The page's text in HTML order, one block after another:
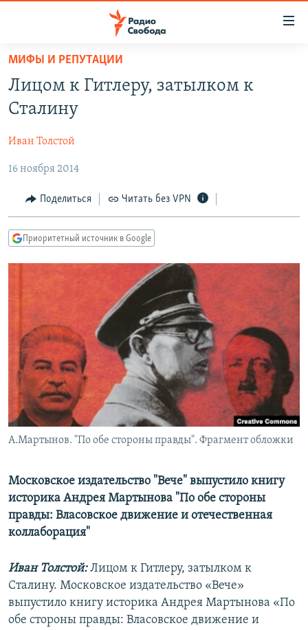
упрощенного
доступа
Вернуться
основному
Вернутся
главной
навигации
Вернутся
ПОДКАСТЫ
АВТОРСКИЕ ПРОЕКТЫ
ЦИТАТЫ СВОБОДЫ
МНЕНИЯ
КУЛЬТУРА
IDEL.РЕАЛИИ
КАВКАЗ.РЕАЛИИ
СЕВЕР.РЕАЛИИ
РАСПИСАНИЕ ВЕЩАНИЯ
ПОДПИШИТЕСЬ НА РАССЫЛКУ
СОЦИАЛЬНЫЕ СЕТИ
Все сайты РСЕ/РС
МИФЫ И РЕПУТАЦИИ
Лицом к Гитлеру, затылком к
Сталину
Иван Толстой
16 ноября 2014
Поделиться Читать без VPN
Приоритетный источник в Google
А.Мартынов. "По обе стороны правды". Фрагмент обложки
Московское издательство "Вече" выпустило книгу
историка Андрея Мартынова "По обе стороны
правды: Власовское движение и отечественная
коллаборация"
Иван Толстой:Лицом к Гитлеру, затылком к
Сталину. Московское издательство «Вече»
выпустило книгу историка Андрея Мартынова «По
обе стороны правды: Власовское движение и